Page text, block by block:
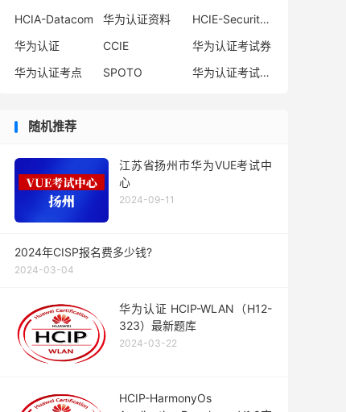
HCIA-Datacom
华为认证资料
HCIE-Security备考指南
华为认证
CCIE
华为认证考试券
华为认证考点
SPOTO 华为认证考试费用
随机推荐
江苏省扬州市华为VUE考试中
心
2024-09-11
2024年CISP报名费多少钱?
2024-03-04
华为认证 HCIP-WLAN（H12-
323）最新题库
2024-03-22
HCIP-HarmonyOs